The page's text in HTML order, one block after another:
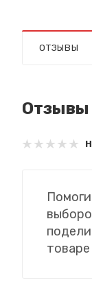
ОТЗЫВЫ
Отзывы
товаре